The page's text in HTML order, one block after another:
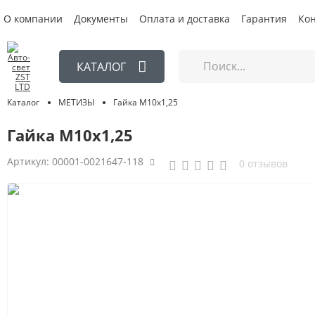
О компании Документы Оплата и доставка Гарантия
КАТАЛОГ
Каталог МЕТИЗЫ Гайка М10х1,25
Гайка М10х1,25
Артикул: 00001-0021647-118 0 отзывов